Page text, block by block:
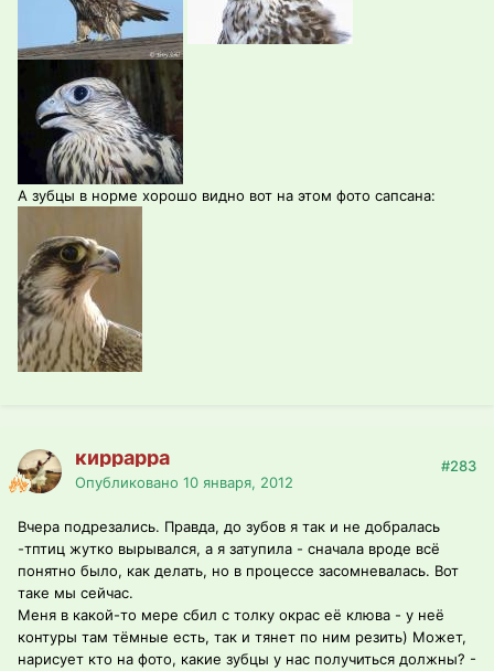
А зубцы в норме хорошо видно вот на этом фото сапсана:
киррарра
Опубликовано 10 января, 2012
#283
Вчера подрезались. Правда, до зубов я так и не добралась
-тптиц жутко вырывался, а я затупила - сначала вроде всё
понятно было, как делать, но в процессе засомневалась. Вот
таке мы сейчас.
Меня в какой-то мере сбил с толку окрас её клюва - у неё
контуры там тёмные есть, так и тянет по ним резить) Может,
нарисует кто на фото, какие зубцы у нас получиться должны? -